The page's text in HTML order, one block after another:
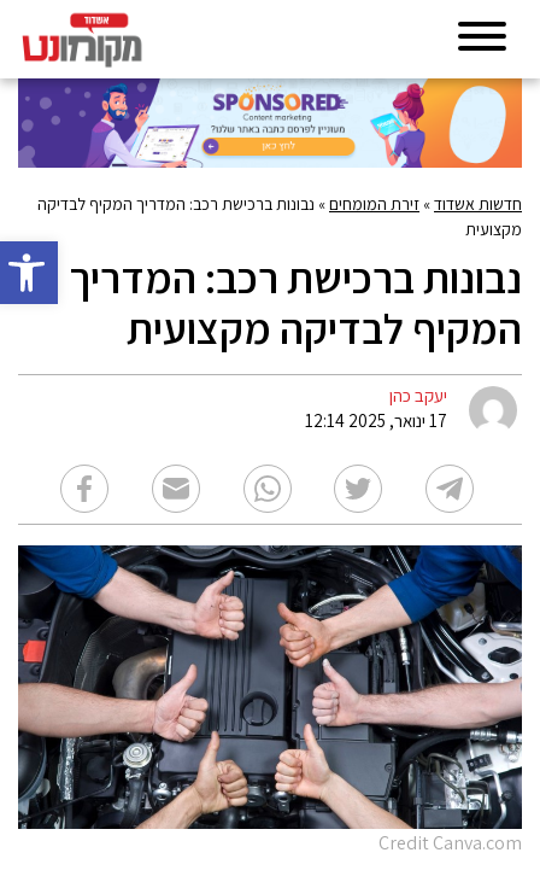
פתח
חדשות אשדוד» זירת המומחים» נבונות ברכישת רכב: המדריך המקיף לבדיקה
מקצועית
נבונות ברכישת רכב: המדריך
המקיף לבדיקה מקצועית
יעקב כהן
17 ינואר, 2025 12:14
Credit Canva.com